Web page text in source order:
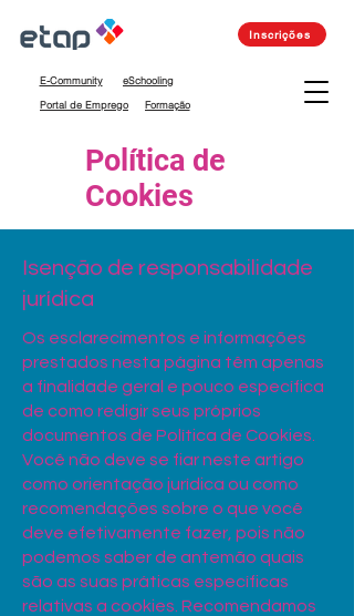
eSchooling
E-Community
Portal de Emprego
Formação
Inscrições
Política de
Cookies
Isenção de responsabilidade
jurídica
Os esclarecimentos e informações
prestados nesta página têm apenas
a finalidade geral e pouco específica
de como redigir seus próprios
documentos de Política de Cookies.
Você não deve se fiar neste artigo
como orientação jurídica ou como
recomendações sobre o que você
deve efetivamente fazer, pois não
podemos saber de antemão quais
são as suas práticas específicas
relativas a cookies. Recomendamos